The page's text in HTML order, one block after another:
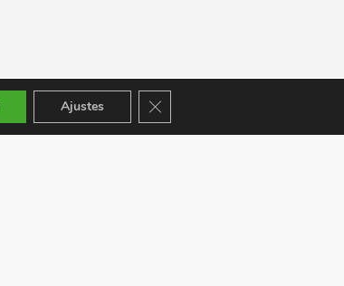
Ajustes Cerrar el banner de cookies RGPD